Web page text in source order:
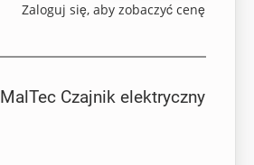
Zaloguj się, aby zobaczyć cenę
MalTec Czajnik elektryczny